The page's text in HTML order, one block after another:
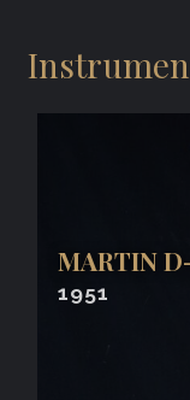
MARTIN
1951